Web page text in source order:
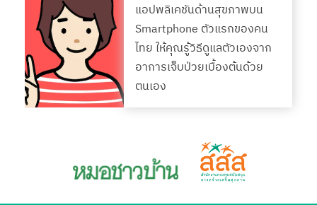
แอปพลิเคชันด้านสุขภาพบน
Smartphone ตัวแรกของคน
ไทย ให้คุณรู้วิธีดูแลตัวเองจาก
อาการเจ็บป่วยเบื้องต้นด้วย
ตนเอง